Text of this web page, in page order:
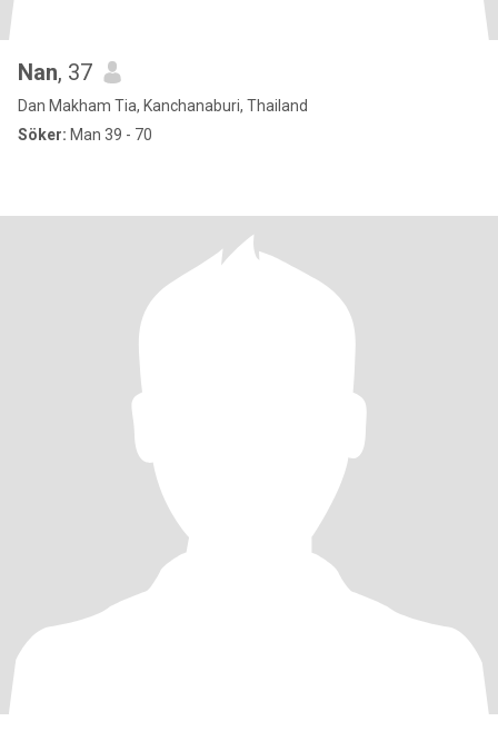
Nan, 37
Dan Makham Tia, Kanchanaburi, Thailand
Söker: Man 39 - 70